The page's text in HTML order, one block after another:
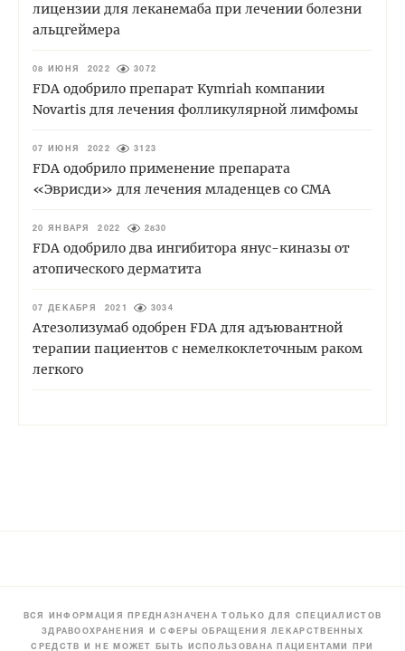
лицензии для леканемаба при лечении болезни
альцгеймера
08 ИЮНЯ 2022 3072
FDA одобрило препарат Kymriah компании
Novartis для лечения фолликулярной лимфомы
07 ИЮНЯ 2022 3123
FDA одобрило применение препарата
«Эврисди» для лечения младенцев со СМА
20 ЯНВАРЯ 2022 2830
FDA одобрило два ингибитора янус-киназы от
атопического дерматита
07 ДЕКАБРЯ 2021 3034
Атезолизумаб одобрен FDA для адъювантной
терапии пациентов с немелкоклеточным раком
легкого
ВСЯ ИНФОРМАЦИЯ ПРЕДНАЗНАЧЕНА ТОЛЬКО ДЛЯ СПЕЦИАЛИСТОВ
ЗДРАВООХРАНЕНИЯ И СФЕРЫ ОБРАЩЕНИЯ ЛЕКАРСТВЕННЫХ
СРЕДСТВ И НЕ МОЖЕТ БЫТЬ ИСПОЛЬЗОВАНА ПАЦИЕНТАМИ ПРИ